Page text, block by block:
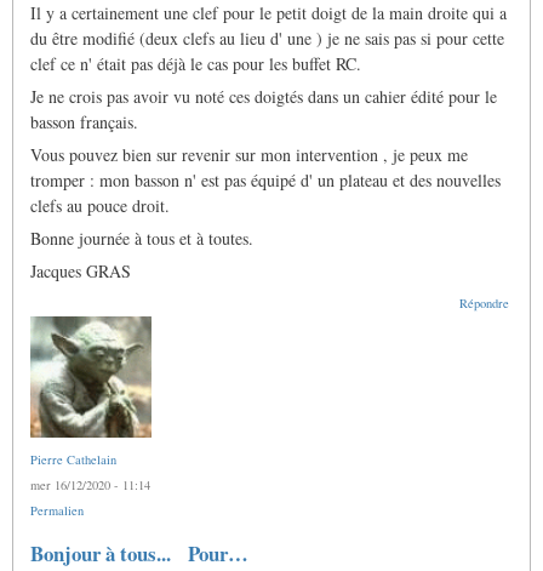
Il y a certainement une clef pour le petit doigt de la main droite qui a
du être modifié (deux clefs au lieu d' une ) je ne sais pas si pour cette
clef ce n' était pas déjà le cas pour les buffet RC.
Je ne crois pas avoir vu noté ces doigtés dans un cahier édité pour le
basson français.
Vous pouvez bien sur revenir sur mon intervention , je peux me
tromper : mon basson n' est pas équipé d' un plateau et des nouvelles
clefs au pouce droit.
Bonne journée à tous et à toutes.
Jacques GRAS
Répondre
Pierre Cathelain
mer 16/12/2020 - 11:14
Permalien
Bonjour à tous... Pour…